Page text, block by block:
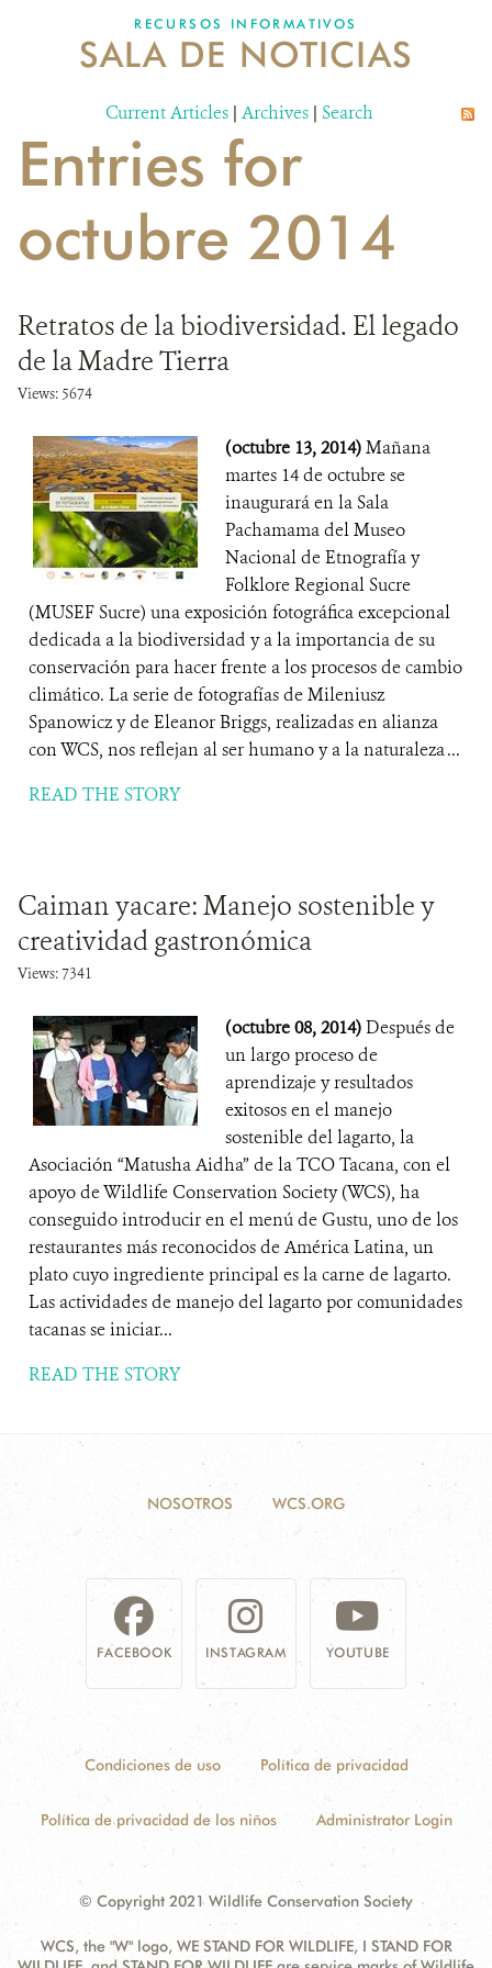
NOSOTROS
DONA
RECURSOS INFORMATIVOS
SALA DE NOTICIAS
Current Articles | Archives | Search
Entries for
octubre 2014
Retratos de la biodiversidad. El legado
de la Madre Tierra
Views: 5674
(octubre 13, 2014)Mañana
martes 14 de octubre se
inaugurará en la Sala
Pachamama del Museo
Nacional de Etnografía y
Folklore Regional Sucre
(MUSEF Sucre) una exposición fotográfica excepcional
dedicada a la biodiversidad y a la importancia de su
conservación para hacer frente a los procesos de cambio
climático. La serie de fotografías de Mileniusz
Spanowicz y de Eleanor Briggs, realizadas en alianza
con WCS, nos reflejan al ser humano y a la naturaleza ...
READ THE STORY
Caiman yacare: Manejo sostenible y
creatividad gastronómica
Views: 7341
(octubre 08, 2014)Después de
un largo proceso de
aprendizaje y resultados
exitosos en el manejo
sostenible del lagarto, la
Asociación “Matusha Aidha” de la TCO Tacana, con el
apoyo de Wildlife Conservation Society (WCS), ha
conseguido introducir en el menú de Gustu, uno de los
restaurantes más reconocidos de América Latina, un
plato cuyo ingrediente principal es la carne de lagarto.
Las actividades de manejo del lagarto por comunidades
tacanas se iniciar...
READ THE STORY
NOSOTROS WCS.ORG
FACEBOOK INSTAGRAM YOUTUBE
Condiciones de uso Política de privacidad
Política de privacidad de los niños Administrator Login
© Copyright 2021 Wildlife Conservation Society
WCS, the "W" logo, WE STAND FOR WILDLIFE, I STAND FOR